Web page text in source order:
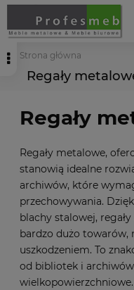
Strona główna
Regały
Regały
Regały metalowe,
stanowią idealne
archiwów, które
przechowywania.
blachy stalowej,
bardzo dużo towarów,
uszkodzeniem. To
od bibliotek i
wielkopowierzchniowe.